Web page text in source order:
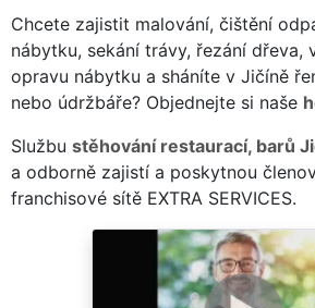
Chcete zajistit malování, čištění
nábytku, sekání trávy, řezání dřeva,
opravu nábytku a sháníte v Jičíně
nebo údržbáře? Objednejte si naše
Službu stěhování restaurací, barů
a odborně zajistí a poskytnou
franchisové sítě EXTRA SERVICES.